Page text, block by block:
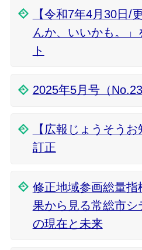
【令和7年4月30日/
んか、いいかも。
ト
2025年5月号（
【広報じょうそう
訂正
修正地域参画総量
果から見る常総市
の現在と未来